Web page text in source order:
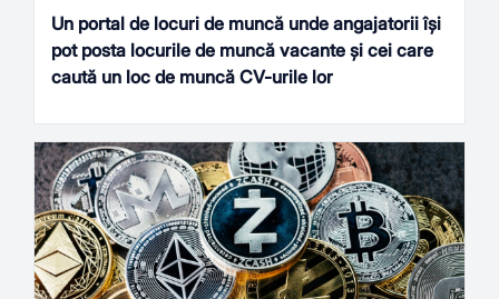
Un portal de locuri de muncă unde angajatorii își
pot posta locurile de muncă vacante și cei care
caută un loc de muncă CV-urile lor